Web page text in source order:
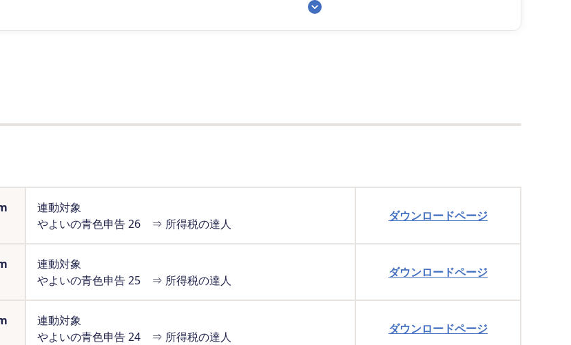
連動対象
やよいの青色申告 26 ⇒ 所得税の達人
ダウンロードページ
連動対象
やよいの青色申告 25 ⇒ 所得税の達人
ダウンロードページ
連動対象
やよいの青色申告 24 ⇒ 所得税の達人
ダウンロードページ